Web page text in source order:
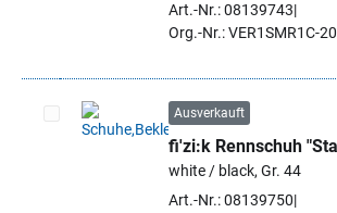
Art.-Nr.: 08139743
Org.-Nr.: VER1SMR1C-
Artikel auswählen
Ausverkauft
fi'zi:k Rennschuh
white / black, Gr. 44
Art.-Nr.: 08139750